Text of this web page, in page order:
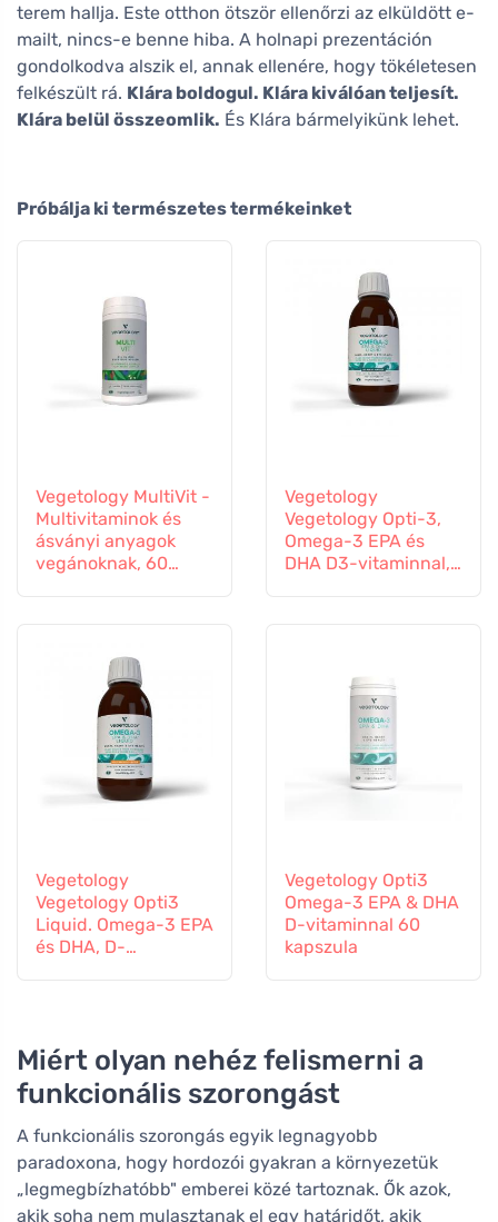
terem hallja. Este otthon ötször ellenőrzi az elküldött e-
mailt, nincs-e benne hiba. A holnapi prezentáción
gondolkodva alszik el, annak ellenére, hogy tökéletesen
felkészült rá. Klára boldogul. Klára kiválóan teljesít.
Klára belül összeomlik. És Klára bármelyikünk lehet.
Próbálja ki természetes termékeinket
Vegetology MultiVit -
Multivitaminok és
ásványi anyagok
vegánoknak, 60
Vegetology
Vegetology Opti-3,
Omega-3 EPA és
DHA D3-vitaminnal,
Vegetology
Vegetology Opti3
Liquid. Omega-3 EPA
és DHA, D-
Vegetology Opti3
Omega-3 EPA & DHA
D-vitaminnal 60
kapszula
Miért olyan nehéz felismerni a
funkcionális szorongást
A funkcionális szorongás egyik legnagyobb
paradoxona, hogy hordozói gyakran a környezetük
„legmegbízhatóbb" emberei közé tartoznak. Ők azok,
akik soha nem mulasztanak el egy határidőt, akik